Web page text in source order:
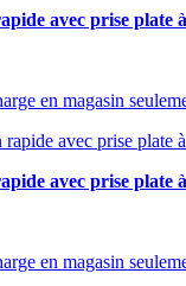
avec prise plate
en magasin
avec prise plate
en magasin